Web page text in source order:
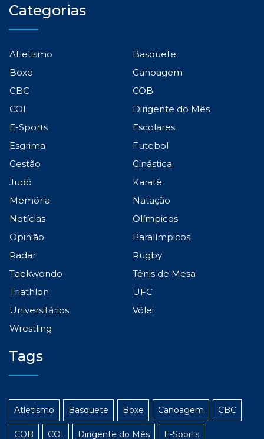
Categorias
Atletismo
Basquete
Boxe
Canoagem
CBC
COB
COI
Dirigente do Mês
E-Sports
Escolares
Esgrima
Futebol
Gestão
Ginástica
Judô
Karatê
Memória
Natação
Notícias
Olímpicos
Opinião
Paralímpicos
Radar
Rugby
Taekwondo
Tênis de Mesa
Triathlon
UFC
Universitários
Vôlei
Wrestling
Tags
Atletismo Basquete Boxe Canoagem CBC
COB COI Dirigente do Mês E-Sports